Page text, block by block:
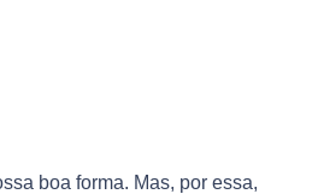
boa forma. Mas, por essa,